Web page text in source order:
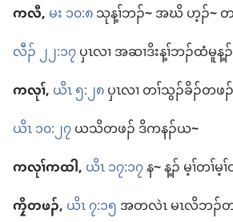
ကလီ,မး ၁၀:၈သု​န့ၢ်ဘၣ်~အဃိ ဟ့ၣ်~
လီၣ်​ ၂၂:၁၇ပှၤ​လၢ အဆၢ​ဒိးန့ၢ်​ဘၣ်​ထံမူ​န့
ကလုၢ်,ယိၤ ၅:၂၈ပှၤ​လၢ တၢ်သွၣ်ခိၣ်​တ
ယိၤ ၁၀:၂၇ယ​သိ​တဖၣ်​ ဒိကနၣ်​ယ~
ကလုၢ်​ကထါ,ယိၤ ၁၇:၁၇န~န့ၣ်​ မ့ၢ်​တၢ်မ့
ကၠိတဖၣ်,ယိၤ ၇:၁၅အ​တ​လဲၤ မၤလိ​ဘၣ်​တ